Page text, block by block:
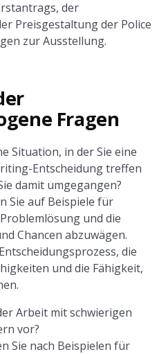
der
Preisgestaltung der Police
zur Ausstellung.
Fragen
Situation, in der Sie eine
Entscheidung treffen
damit umgegangen?
Sie auf Beispiele für
und die
Chancen abzuwägen.
die
und die Fähigkeit,
Arbeit mit schwierigen
vor?
Sie nach Beispielen für